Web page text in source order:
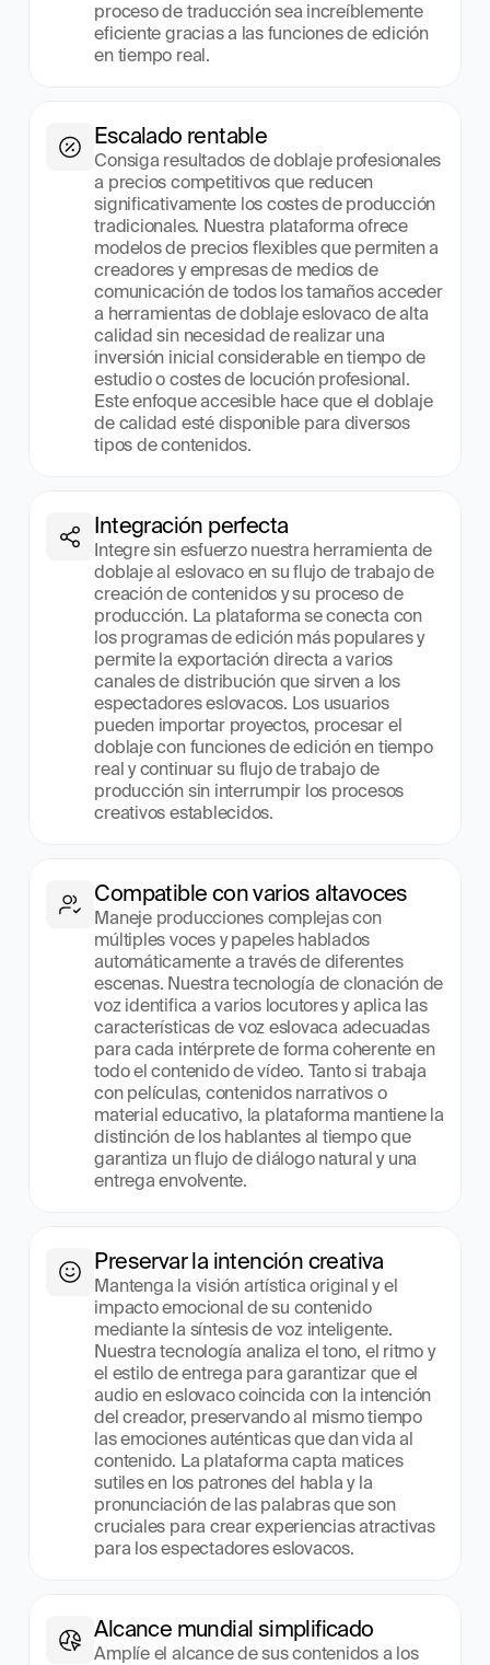
proceso de traducción sea increíblemente
eficiente gracias a las funciones de edición
en tiempo real.
Escalado rentable
Consiga resultados de doblaje profesionales
a precios competitivos que reducen
significativamente los costes de producción
tradicionales. Nuestra plataforma ofrece
modelos de precios flexibles que permiten a
creadores y empresas de medios de
comunicación de todos los tamaños acceder
a herramientas de doblaje eslovaco de alta
calidad sin necesidad de realizar una
inversión inicial considerable en tiempo de
estudio o costes de locución profesional.
Este enfoque accesible hace que el doblaje
de calidad esté disponible para diversos
tipos de contenidos.
Integración perfecta
Integre sin esfuerzo nuestra herramienta de
doblaje al eslovaco en su flujo de trabajo de
creación de contenidos y su proceso de
producción. La plataforma se conecta con
los programas de edición más populares y
permite la exportación directa a varios
canales de distribución que sirven a los
espectadores eslovacos. Los usuarios
pueden importar proyectos, procesar el
doblaje con funciones de edición en tiempo
real y continuar su flujo de trabajo de
producción sin interrumpir los procesos
creativos establecidos.
Compatible con varios altavoces
Maneje producciones complejas con
múltiples voces y papeles hablados
automáticamente a través de diferentes
escenas. Nuestra tecnología de clonación de
voz identifica a varios locutores y aplica las
características de voz eslovaca adecuadas
para cada intérprete de forma coherente en
todo el contenido de vídeo. Tanto si trabaja
con películas, contenidos narrativos o
material educativo, la plataforma mantiene la
distinción de los hablantes al tiempo que
garantiza un flujo de diálogo natural y una
entrega envolvente.
Preservar la intención creativa
Mantenga la visión artística original y el
impacto emocional de su contenido
mediante la síntesis de voz inteligente.
Nuestra tecnología analiza el tono, el ritmo y
el estilo de entrega para garantizar que el
audio en eslovaco coincida con la intención
del creador, preservando al mismo tiempo
las emociones auténticas que dan vida al
contenido. La plataforma capta matices
sutiles en los patrones del habla y la
pronunciación de las palabras que son
cruciales para crear experiencias atractivas
para los espectadores eslovacos.
Alcance mundial simplificado
Amplíe el alcance de sus contenidos a los